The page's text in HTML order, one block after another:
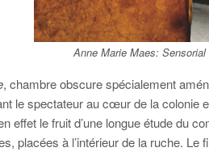
Anne Marie Maes:
, chambre obscure spécialement
le spectateur au cœur de la colonie
effet le fruit d’une longue étude du
placées à l’intérieur de la ruche. Le